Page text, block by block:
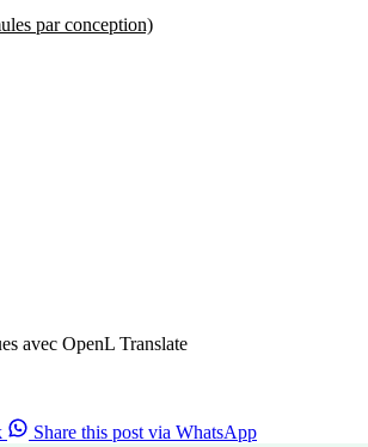
par conception)
avec OpenL Translate
Share this post via WhatsApp